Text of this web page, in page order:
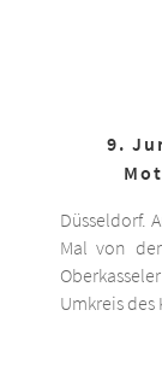
9.
Düsseldorf.
Mal von
Umkreis des